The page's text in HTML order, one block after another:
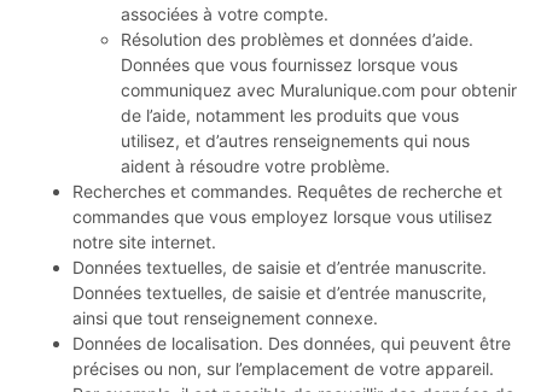
associées à votre compte.
Résolution des problèmes et données d’aide.
Données que vous fournissez lorsque vous
communiquez avec Muralunique.com pour obtenir
de l’aide, notamment les produits que vous
utilisez, et d’autres renseignements qui nous
aident à résoudre votre problème.
Recherches et commandes. Requêtes de recherche et
commandes que vous employez lorsque vous utilisez
notre site internet.
Données textuelles, de saisie et d’entrée manuscrite.
Données textuelles, de saisie et d’entrée manuscrite,
ainsi que tout renseignement connexe.
Données de localisation. Des données, qui peuvent être
précises ou non, sur l’emplacement de votre appareil.